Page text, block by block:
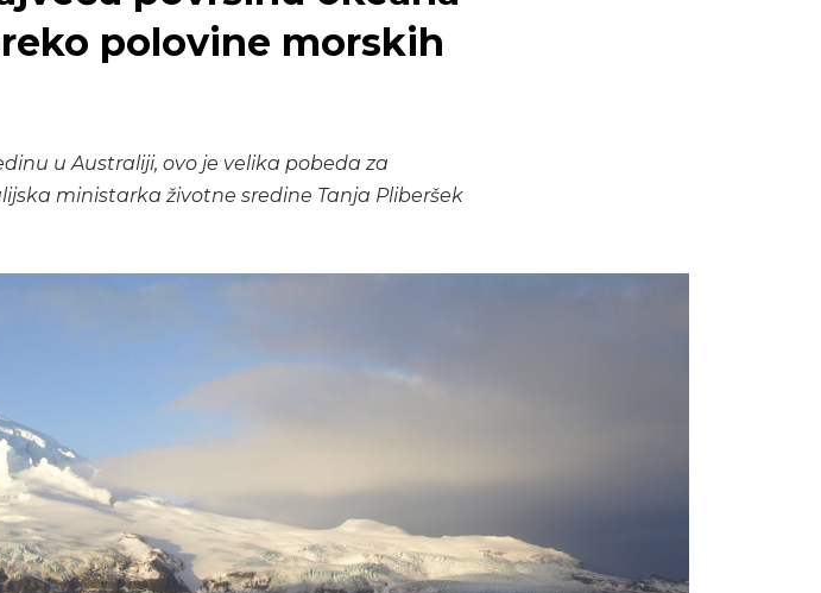
polovine morskih
u Australiji, ovo je velika pobeda za
ministarka životne sredine Tanja Pliberšek